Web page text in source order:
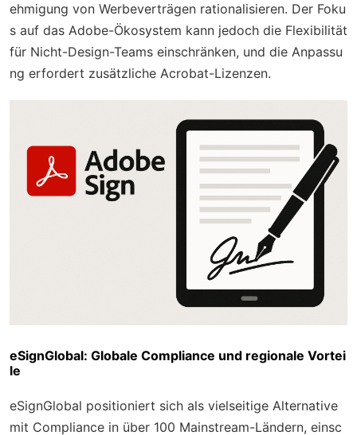
ehmigung von Werbeverträgen rationalisieren. Der Foku
s auf das Adobe-Ökosystem kann jedoch die Flexibilität
für Nicht-Design-Teams einschränken, und die Anpassu
ng erfordert zusätzliche Acrobat-Lizenzen.
eSignGlobal: Globale Compliance und regionale Vortei
le
eSignGlobal positioniert sich als vielseitige Alternative
mit Compliance in über 100 Mainstream-Ländern, einsc